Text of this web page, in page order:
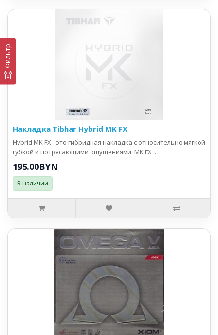
Фильтр
Накладка Tibhar Hybrid MK FX
Hybrid MK FX - это гибридная накладка с относительно мягкой
губкой и потрясающими ощущениями. MK FX ..
195.00BYN
В наличии